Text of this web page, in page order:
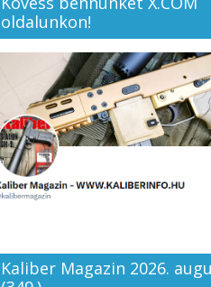
oldalunkon!
Kaliber Magazin 2026.